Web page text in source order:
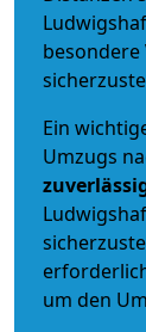
besondere
Ein
Umzugs
um den